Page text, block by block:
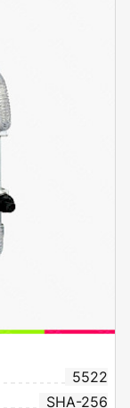
5522
SHA-256